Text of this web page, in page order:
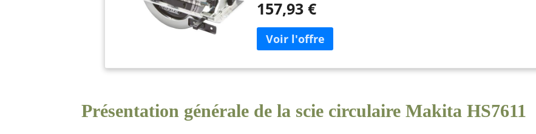
157,93 €
Présentation générale de la scie circulaire Makita HS7611